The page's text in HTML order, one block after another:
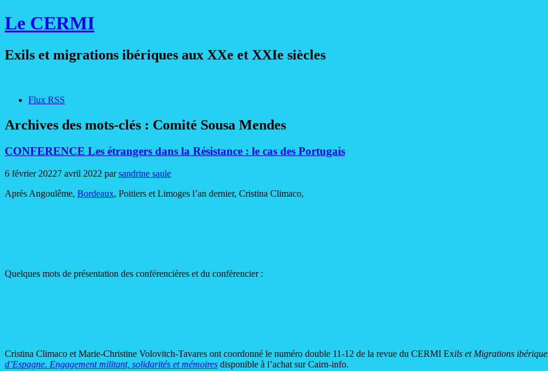
Le CERMI
Exils et migrations ibériques aux XXe et XXIe siècles
Flux RSS
Archives des mots-clés : Comité Sousa Mendes
CONFERENCE Les étrangers dans la Résistance : le cas des Portugais
6 février 20227 avril 2022 parsandrine saule
Après Angoulême, Bordeaux, Poitiers et Limoges l’an dernier, Cristina Climaco,
Quelques mots de présentation des conférencières et du conférencier :
Cristina Climaco et Marie-Christine Volovitch-Tavares ont coordonné le numéro double 11-12 de la revue du CERMI Exils et Migrations
d’Espagne. Engagement militant, solidarités et mémoires disponible à l’achat sur Cairn-info.